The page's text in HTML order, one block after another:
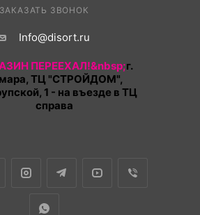
ЗАКАЗАТЬ ЗВОНОК
Info@disort.ru
ПЕРЕЕХАЛ!&nbsp;г.
ТЦ "СТРОЙДОМ",
1 - на въезде в ТЦ
справа